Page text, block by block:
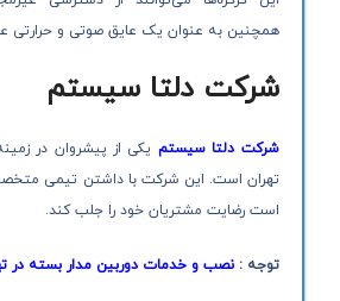
همچنین به عنوان یک عایق صوتی و حرارتی
شرکت دلتا سیستم
شرکت دلتا سیستم یکی از پیشروان در
تهران است. این شرکت با داشتن تیمی
است رضایت مشتریان خود را جلب کند.
توجه :نصب و خدمات دوربین مدار بسته در